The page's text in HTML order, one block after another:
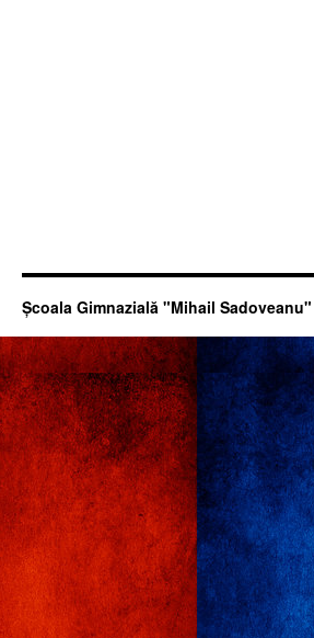
Şcoala Gimnazială "Mihail